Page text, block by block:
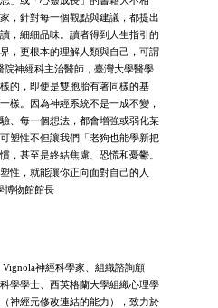
，針對每一個觀點與建議，都提出
，細細品味。讀者得到人生指引的
，更根本的理解人類與自己，可謂
神經科主治醫師，臺灣大學醫學
的，即使是雙胞胎有著同樣的基
樣。因為神經系統不是一成不變，
、每一個想法，都會增強或弱化某
塑性不但讓我們「老狗也能學新把
，甚至是終結焦慮、恐慌和憂鬱。
性，就能讓你正向面對自己的人
博物館館長
神經科學家、組織諮詢顧
學學士、西英格蘭大學組織心理學
神經元修改連結的能力），致力於